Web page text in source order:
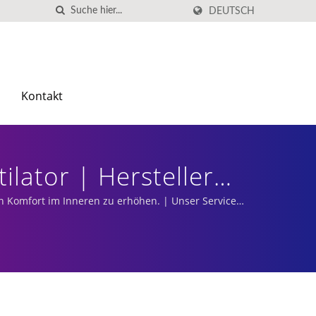
DEUTSCH
Kontakt
| Hersteller
Komfort im Inneren zu erhöhen. | Unser Service